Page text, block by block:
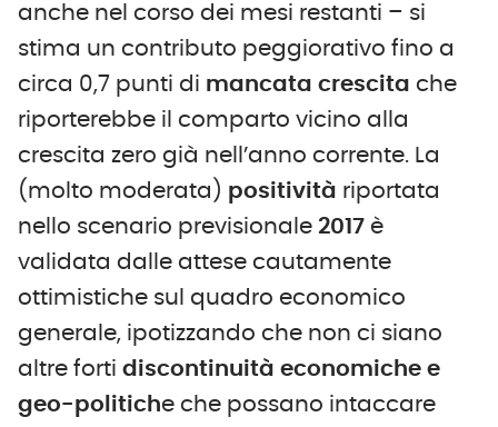
anche nel corso dei mesi restanti – si
stima un contributo peggiorativo fino a
circa 0,7 punti di mancata crescita che
riporterebbe il comparto vicino alla
crescita zero già nell’anno corrente. La
(molto moderata) positività riportata
nello scenario previsionale 2017 è
validata dalle attese cautamente
ottimistiche sul quadro economico
generale, ipotizzando che non ci siano
altre forti discontinuità economiche e
geo-politiche che possano intaccare